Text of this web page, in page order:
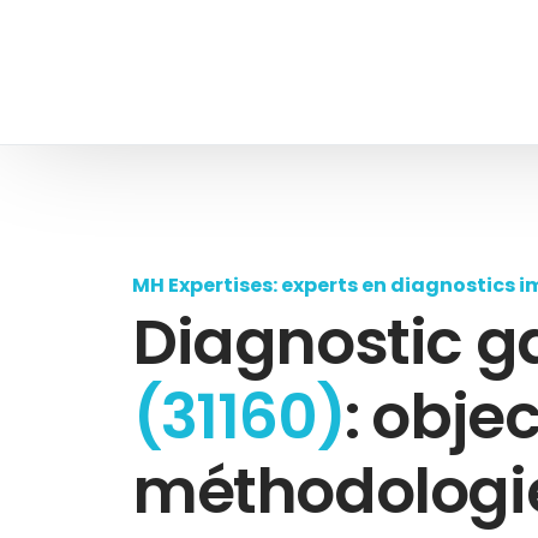
MH Expertises: experts en diagnostics
Diagnostic
(31160):